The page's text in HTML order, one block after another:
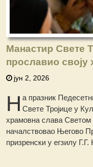
Манастир Свете
прославио
јун 2, 2026
Н а празник
Свете Тројице у
храмовна слава Светом
началствовао Његово
призренски у егзилу